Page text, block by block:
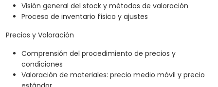
Visión general del stock y métodos de valoración
Proceso de inventario físico y ajustes
Precios y Valoración
Comprensión del procedimiento de precios y
condiciones
Valoración de materiales: precio medio móvil y precio